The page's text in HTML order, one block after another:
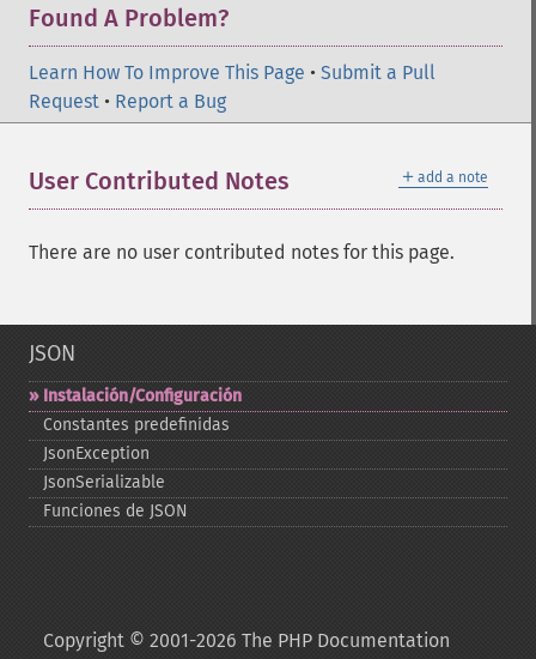
Found A Problem?
Learn How To Improve This Page • Submit a Pull
Request • Report a Bug
＋ add a note
User Contributed Notes
There are no user contributed notes for this page.
JSON
Instalación/Configuración
Constantes predefinidas
JsonException
JsonSerializable
Funciones de JSON
Copyright © 2001-2026 The PHP Documentation